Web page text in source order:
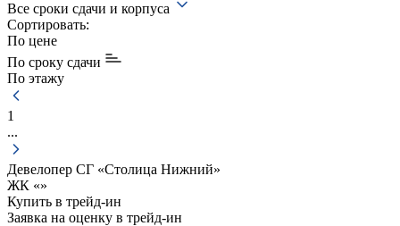
Все сроки сдачи и корпуса
Сортировать:
По цене
По сроку сдачи
По этажу
1
...
Девелопер СГ «Столица Нижний»
ЖК «»
Купить в трейд-ин
Заявка на оценку в трейд-ин